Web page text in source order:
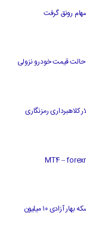
حالت قیمت خودرو نزولی
را با 580 میلیون دلار کلاهبرداری رمزنگاری
قیمت جدید طلا و سکه ۱۲ مهرماه ۱۴۰۴/ قیمت سکه بهار آزادی ۱۰ میلیون